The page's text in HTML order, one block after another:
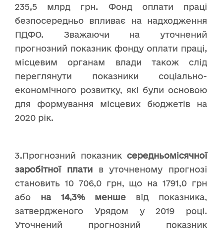
235,5 млрд грн. Фонд оплати праці
безпосередньо впливає на надходження
ПДФО. Зважаючи на уточнений
прогнозний показник фонду оплати праці,
місцевим органам влади також слід
переглянути показники соціально-
економічного розвитку, які були основою
для формування місцевих бюджетів на
2020 рік.
3.Прогнозний показник середньомісячної
заробітної платив уточненому прогнозі
становить 10 706,0 грн, що на 1791,0 грн
або на 14,3% менше від показника,
затвердженого Урядом у 2019 році.
Уточнений прогнозний показник